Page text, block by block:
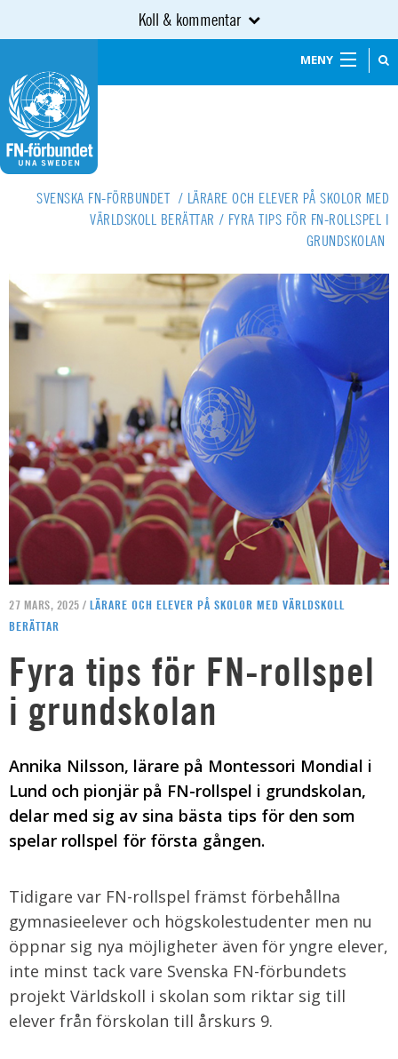
Koll & kommentar
MENY
SVENSKA FN-FÖRBUNDET / LÄRARE OCH ELEVER PÅ SKOLOR MED
VÄRLDSKOLL BERÄTTAR / FYRA TIPS FÖR FN-ROLLSPEL I
GRUNDSKOLAN
27 MARS, 2025 / LÄRARE OCH ELEVER PÅ SKOLOR MED VÄRLDSKOLL
BERÄTTAR
Fyra tips för FN-rollspel
i grundskolan
Annika Nilsson, lärare på Montessori Mondial i
Lund och pionjär på FN-rollspel i grundskolan,
delar med sig av sina bästa tips för den som
spelar rollspel för första gången.
Tidigare var FN-rollspel främst förbehållna
gymnasieelever och högskolestudenter men nu
öppnar sig nya möjligheter även för yngre elever,
inte minst tack vare Svenska FN-förbundets
projekt Världskoll i skolan som riktar sig till
elever från förskolan till årskurs 9.